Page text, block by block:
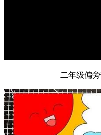
二年级偏